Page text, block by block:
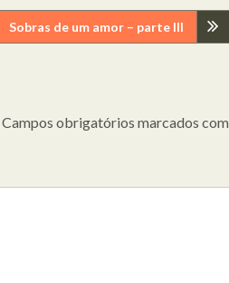
Sobras de um amor – parte III
Campos obrigatórios marcados com